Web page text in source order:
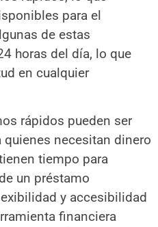
para el
de estas
horas del día, lo que
en cualquier
rápidos pueden ser
quienes necesitan dinero
tiempo para
un préstamo
y accesibilidad
financiera